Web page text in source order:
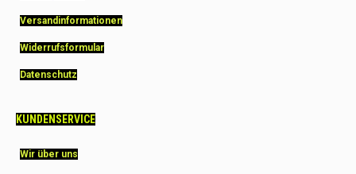
Versandinformationen
Widerrufsformular
Datenschutz
KUNDENSERVICE
Wir über uns